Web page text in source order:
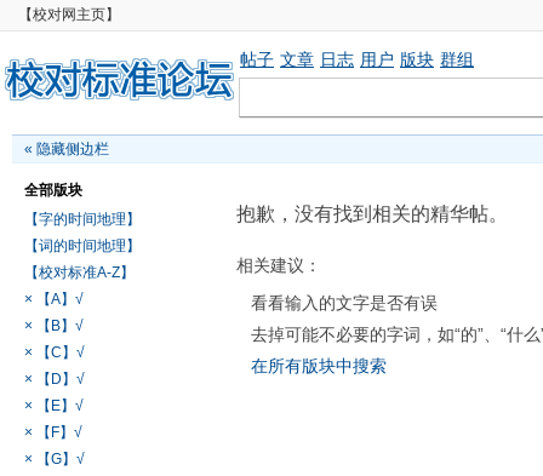
【校对网主页】
帖子 文章 日志 用户 版块 群组
« 隐藏侧边栏
全部版块
【字的时间地理】
【词的时间地理】
【校对标准A-Z】
× 【A】√
× 【B】√
× 【C】√
× 【D】√
× 【E】√
× 【F】√
× 【G】√
抱歉，没有找到相关的精华帖。
相关建议：
看看输入的文字是否有误
去掉可能不必要的字词，如“的”、“什么
在所有版块中搜索